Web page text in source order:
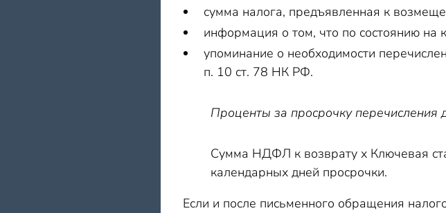
сумма налога, предъявленная к
информация о том, что по состоянию на
упоминание о необходимости
п. 10 ст. 78 НК РФ.
Проценты за просрочку
Сумма НДФЛ к возврату х Ключевая
календарных дней просрочки.
Если и после письменного обращения